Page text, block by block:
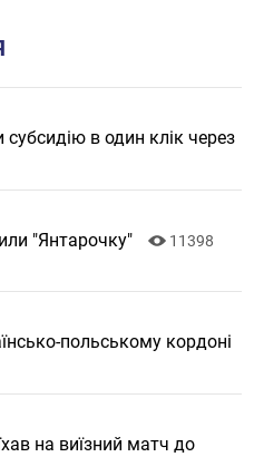
в один клік через
"Янтарочку"
11398
польському кордоні
на виїзний матч до